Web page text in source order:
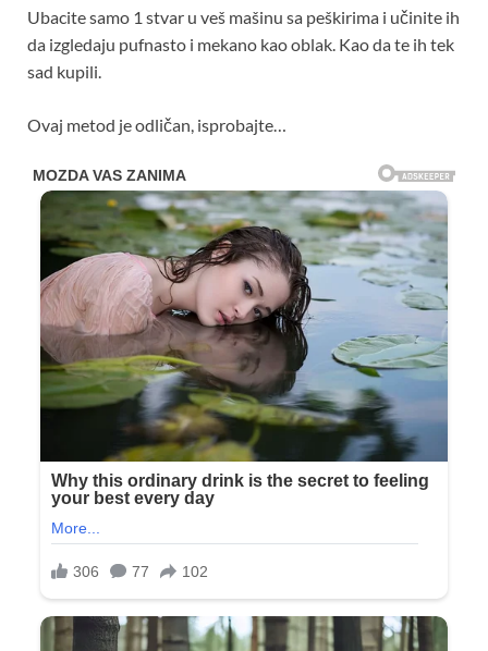
Ubacite samo 1 stvar u veš mašinu sa peškirima i učinite ih
da izgledaju pufnasto i mekano kao oblak. Kao da te ih tek
sad kupili.
Ovaj metod je odličan, isprobajte…